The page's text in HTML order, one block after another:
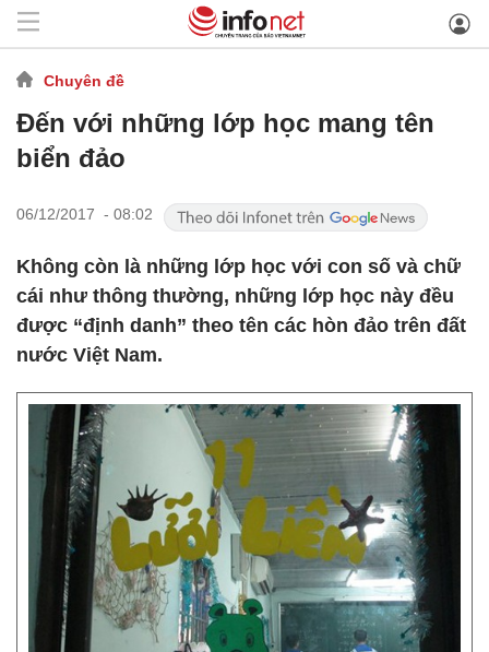
Chuyên đề
Đến với những lớp học mang tên
biển đảo
06/12/2017 - 08:02
Không còn là những lớp học với con số và chữ
cái như thông thường, những lớp học này đều
được “định danh” theo tên các hòn đảo trên đất
nước Việt Nam.